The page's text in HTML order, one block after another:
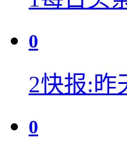
0
2快报:昨
0